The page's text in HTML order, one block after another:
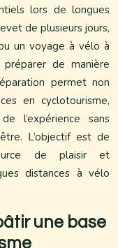
lors de longues
de plusieurs jours,
un voyage à vélo à
de manière
permet non
en cyclotourisme,
l’expérience sans
L’objectif est de
de plaisir et
distances à vélo
une base